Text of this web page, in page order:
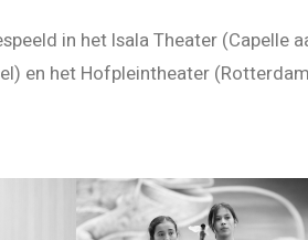
in het Isala Theater (Capelle
en het Hofpleintheater